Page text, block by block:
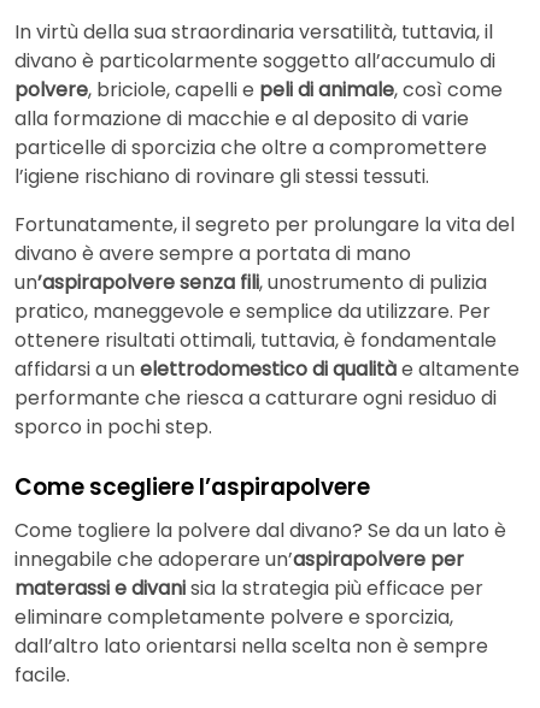
In virtù della sua straordinaria versatilità, tuttavia, il
divano è particolarmente soggetto all’accumulo di
polvere, briciole, capelli e peli di animale, così come
alla formazione di macchie e al deposito di varie
particelle di sporcizia che oltre a compromettere
l’igiene rischiano di rovinare gli stessi tessuti.
Fortunatamente, il segreto per prolungare la vita del
divano è avere sempre a portata di mano
un’aspirapolvere senza fili, unostrumento di pulizia
pratico, maneggevole e semplice da utilizzare. Per
ottenere risultati ottimali, tuttavia, è fondamentale
affidarsi a unelettrodomestico di qualitàe altamente
performante che riesca a catturare ogni residuo di
sporco in pochi step.
Come scegliere l’aspirapolvere
Come togliere la polvere dal divano? Se da un lato è
innegabile che adoperare un’aspirapolvere per
materassi e divanisia la strategia più efficace per
eliminare completamente polvere e sporcizia,
dall’altro lato orientarsi nella scelta non è sempre
facile.